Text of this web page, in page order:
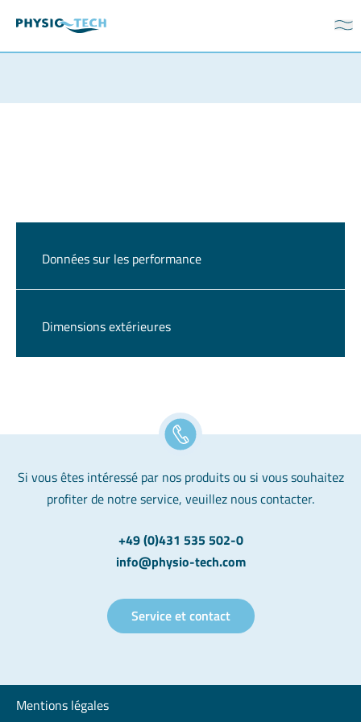
Données sur les performance
Dimensions extérieures
Si vous êtes intéressé par nos produits ou si vous souhaitez
profiter de notre service, veuillez nous contacter.
+49 (0)431 535 502-0
info@physio-tech.com
Service et contact
Mentions légales